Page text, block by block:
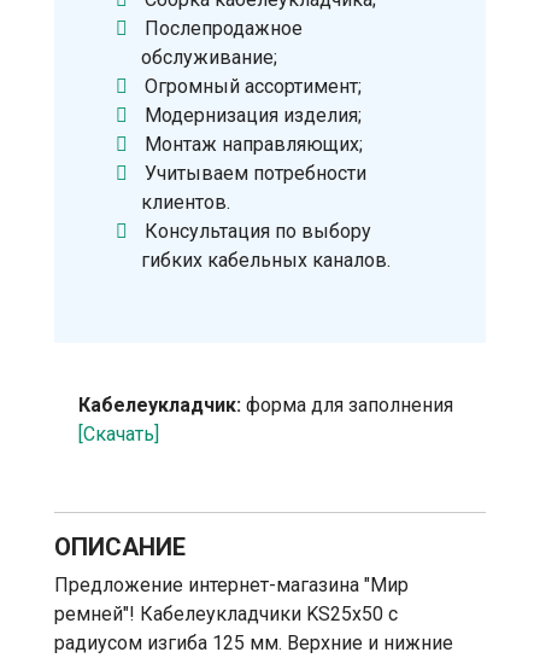
Послепродажное
обслуживание;
Огромный ассортимент;
Модернизация изделия;
Монтаж направляющих;
Учитываем потребности
клиентов.
Консультация по выбору
гибких кабельных каналов.
Кабелеукладчик: форма для заполнения
[Скачать]
ОПИСАНИЕ
Предложение интернет-магазина "Мир
ремней"! Кабелеукладчики KS25х50 с
радиусом изгиба 125 мм. Верхние и нижние